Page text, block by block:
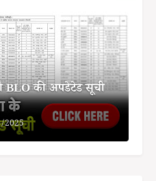
BLO की अपडेटेड सूची
2025